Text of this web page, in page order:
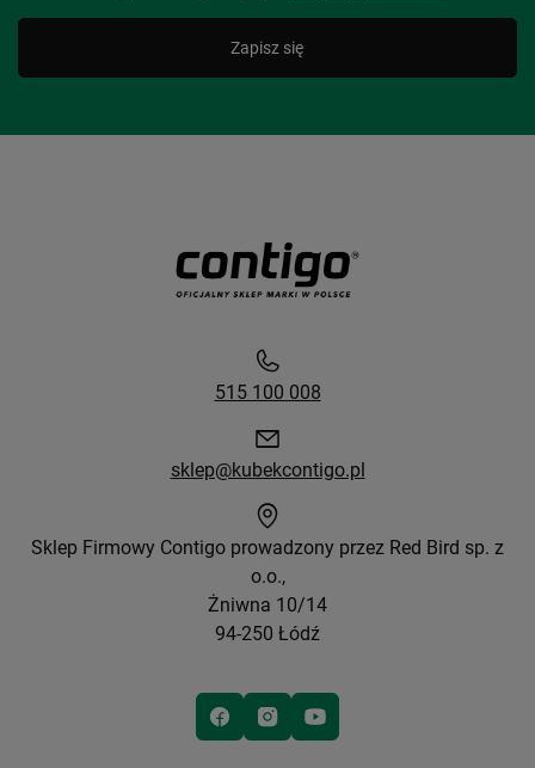
Zapisz się
515 100 008
sklep@kubekcontigo.pl
Sklep Firmowy Contigo prowadzony przez Red Bird sp. z
o.o.,
Żniwna 10/14
94-250 Łódź